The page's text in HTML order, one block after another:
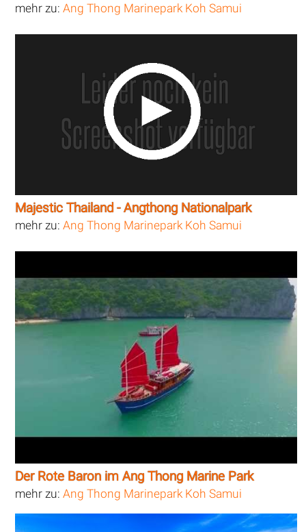
mehr zu:Ang Thong Marinepark Koh Samui
Majestic Thailand - Angthong Nationalpark
mehr zu:Ang Thong Marinepark Koh Samui
Der Rote Baron im Ang Thong Marine Park
mehr zu:Ang Thong Marinepark Koh Samui